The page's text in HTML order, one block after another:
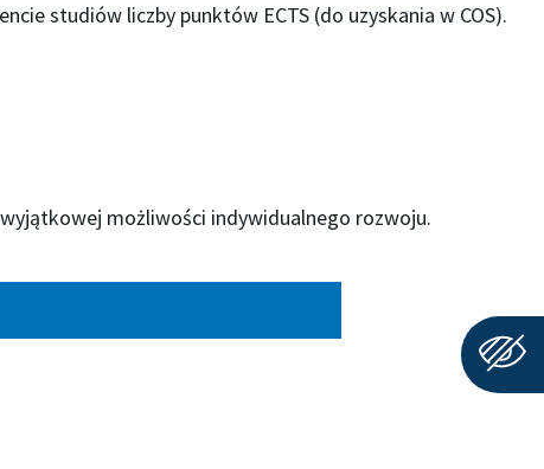
studiów liczby punktów ECTS (do uzyskania w COS).
możliwości indywidualnego rozwoju.